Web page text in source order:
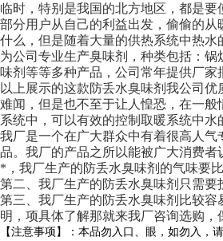
临时，特别是我国的北方地区，都是
部分用户从自己的利益出发，偷偷的
什么，但是随着大量的供热系统中热
为公司专业生产臭味剂，种类包括：
味剂等等多种产品，公司常年提供厂
以上展示的这款防丢水臭味剂我公司
难闻，但是也不至于让人惶恐，在一
系统中，可以有效的控制取暖系统中水
我厂是一个在广大群众中有着很高人
品。我厂的产品之所以能被广大消费
*，我厂生产的防丢水臭味剂的气味要比
第二、我厂生产的防丢水臭味剂只需要
第三、我厂生产的防丢水臭味剂比较
明，项具体了解那就来我厂咨询选购，
【注意事项】：本品勿入口、眼，如勿入，